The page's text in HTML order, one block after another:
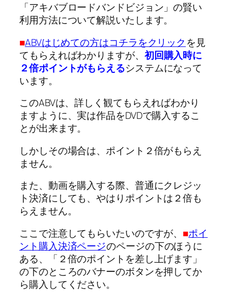
「アキバブロードバンドビジョン」の賢い
利用方法について解説いたします。
■ABVはじめての方はコチラをクリック を見
てもらえればわかりますが、 初回購入時に
２倍ポイントがもらえるシステムになって
います。
このABVは、詳しく観てもらえればわかり
ますように、実は作品をDVDで購入するこ
とが出来ます。
しかしその場合は、ポイント２倍がもらえ
ません。
また、動画を購入する際、普通にクレジッ
ト決済にしても、やはりポイントは２倍も
らえません。
ここで注意してもらいたいのですが、 ■ポイ
ント購入決済ページのページの下のほうに
ある、「２倍のポイントを差し上げます」
の下のところのバナーのボタンを押してか
ら購入してください。